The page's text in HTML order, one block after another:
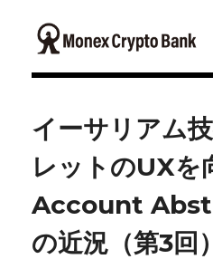
イーサリアム
レットのUXを
Account
の近況（第3回）